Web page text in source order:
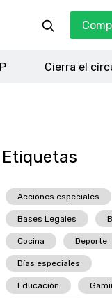
Cierra el
Etiquetas
Acciones especiales
Bases Legales
Cocina Deporte
Días especiales
Educación